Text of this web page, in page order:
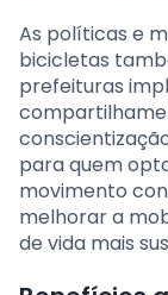
As políticas e
bicicletas
prefeituras
para quem
movimento
melhorar a
de vida mais